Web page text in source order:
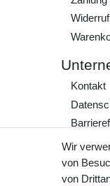
Kontakt
AGB
Wir
von
von